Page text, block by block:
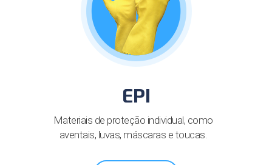
EPI
Materiais de proteção individual, como
aventais, luvas, máscaras e toucas.